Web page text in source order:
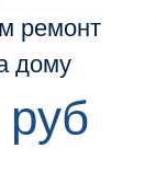
ремонт
дому
руб